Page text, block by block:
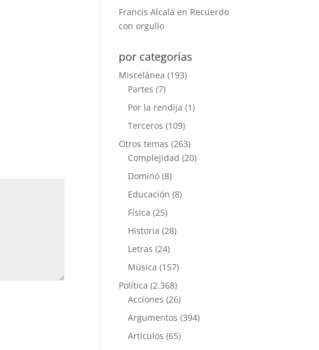
Francis Alcalá en Recuerdo
con orgullo
por categorías
Miscelánea (193)
Partes (7)
Por la rendija (1)
Terceros (109)
Otros temas (263)
Complejidad (20)
Dominó (8)
Educación (8)
Física (25)
Historia (28)
Letras (24)
Música (157)
Política (2.368)
Acciones (26)
Argumentos (394)
Artículos (65)